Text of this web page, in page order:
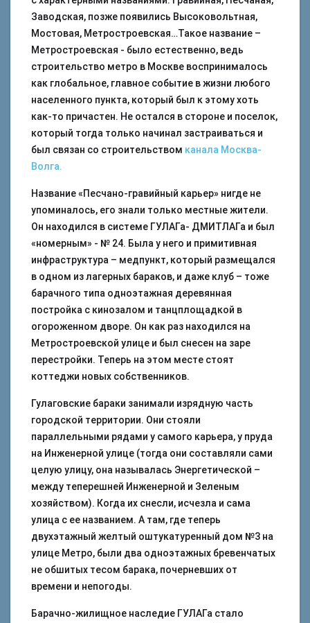
Заводская, позже появились Высоковольтная,
Мостовая, Метростроевская…Такое название –
Метростроевская - было естественно, ведь
строительство метро в Москве воспринималось
как глобальное, главное событие в жизни любого
населенного пункта, который был к этому хоть
как-то причастен. Не остался в стороне и поселок,
который тогда только начинал застраиваться и
был связан со строительством канала Москва-
Волга.
Название «Песчано-гравийный карьер» нигде не
упоминалось, его знали только местные жители.
Он находился в системе ГУЛАГа- ДМИТЛАГа и был
«номерным» - № 24. Была у него и примитивная
инфраструктура – медпункт, который размещался
в одном из лагерных бараков, и даже клуб – тоже
барачного типа одноэтажная деревянная
постройка с кинозалом и танцплощадкой в
огороженном дворе. Он как раз находился на
Метростроевской улице и был снесен на заре
перестройки. Теперь на этом месте стоят
коттеджи новых собственников.
Гулаговские бараки занимали изрядную часть
городской территории. Они стояли
параллельными рядами у самого карьера, у пруда
на Инженерной улице (тогда они составляли сами
целую улицу, она называлась Энергетической –
между теперешней Инженерной и Зеленым
хозяйством). Когда их снесли, исчезла и сама
улица с ее названием. А там, где теперь
двухэтажный желтый оштукатуренный дом №3 на
улице Метро, были два одноэтажных бревенчатых
не обшитых тесом барака, почерневших от
времени и непогоды.
Барачно-жилищное наследие ГУЛАГа стало